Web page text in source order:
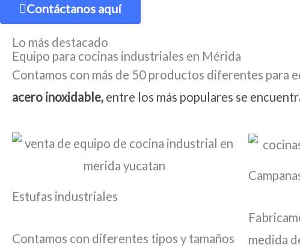
Contáctanos aquí
Lo más destacado
Equipo para cocinas industriales en Mérida
Contamos con más de 50 productos diferentes para
acero inoxidable, entre los más populares se
Estufas industriales
Contamos con diferentes tipos y tamaños
medida